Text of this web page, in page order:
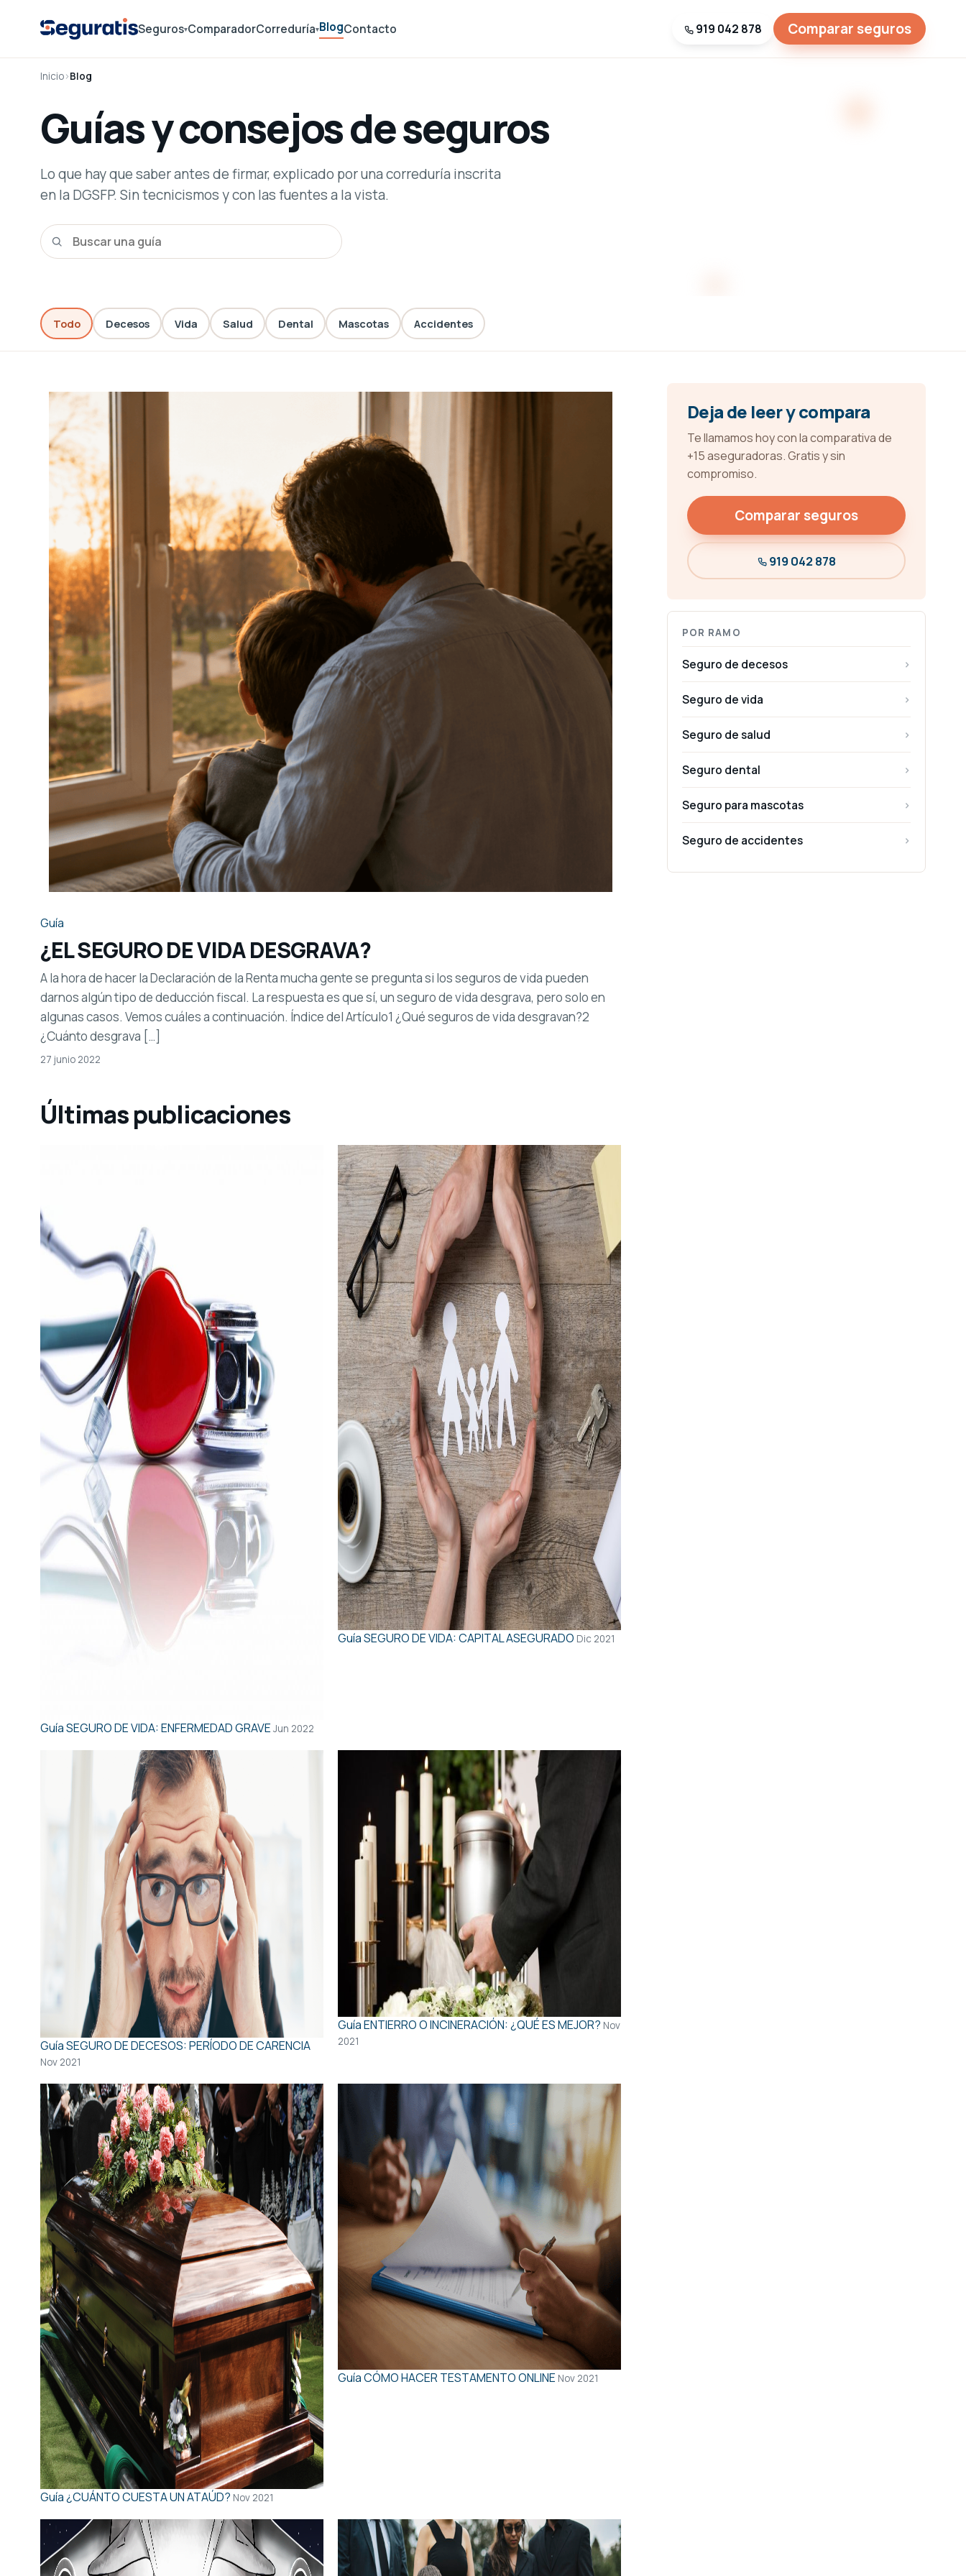
Seguros▾ComparadorCorreduría▾BlogContacto 919 042 878 Comparar seguros
Inicio›Blog
Guías y consejos de seguros
Lo que hay que saber antes de firmar, explicado por una correduría inscrita
en la DGSFP. Sin tecnicismos y con las fuentes a la vista.
Buscar en el blog
Todo Decesos Vida Salud Dental Mascotas Accidentes
Guía
¿EL SEGURO DE VIDA DESGRAVA?
A la hora de hacer la Declaración de la Renta mucha gente se pregunta si los seguros de vida pueden
darnos algún tipo de deducción fiscal. La respuesta es que sí, un seguro de vida desgrava, pero solo en
algunas casos. Vemos cuáles a continuación. Índice del Artículo1 ¿Qué seguros de vida desgravan?2
¿Cuánto desgrava […]
27 junio 2022
Últimas publicaciones
GuíaSEGURO DE VIDA: ENFERMEDAD GRAVE Jun 2022
GuíaSEGURO DE VIDA: CAPITAL ASEGURADO Dic 2021
GuíaSEGURO DE DECESOS: PERÍODO DE CARENCIA
Nov 2021
GuíaENTIERRO O INCINERACIÓN: ¿QUÉ ES MEJOR? Nov
2021
Guía¿CUÁNTO CUESTA UN ATAÚD? Nov 2021
GuíaCÓMO HACER TESTAMENTO ONLINE Nov 2021
Deja de leer y compara
Te llamamos hoy con la comparativa de
+15 aseguradoras. Gratis y sin
compromiso.
Comparar seguros
919 042 878
POR RAMO
Seguro de decesos ›
Seguro de vida ›
Seguro de salud ›
Seguro dental ›
Seguro para mascotas ›
Seguro de accidentes ›